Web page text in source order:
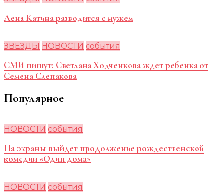
Лена Катина разводится с мужем
ЗВЕЗДЫ НОВОСТИ события
СМИ пишут: Светлана Ходченкова ждет ребенка от
Семена Слепакова
Популярное
НОВОСТИ события
На экраны выйдет продолжение рождественской
комедии «Один дома»
НОВОСТИ события